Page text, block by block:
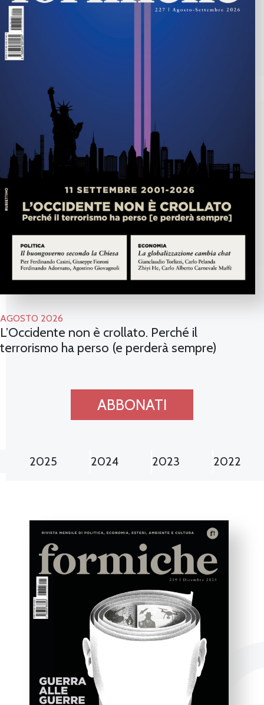
AGOSTO 2026
L’Occidente non è crollato. Perché il
terrorismo ha perso (e perderà sempre)
ABBONATI
2025 2024 2023 2022